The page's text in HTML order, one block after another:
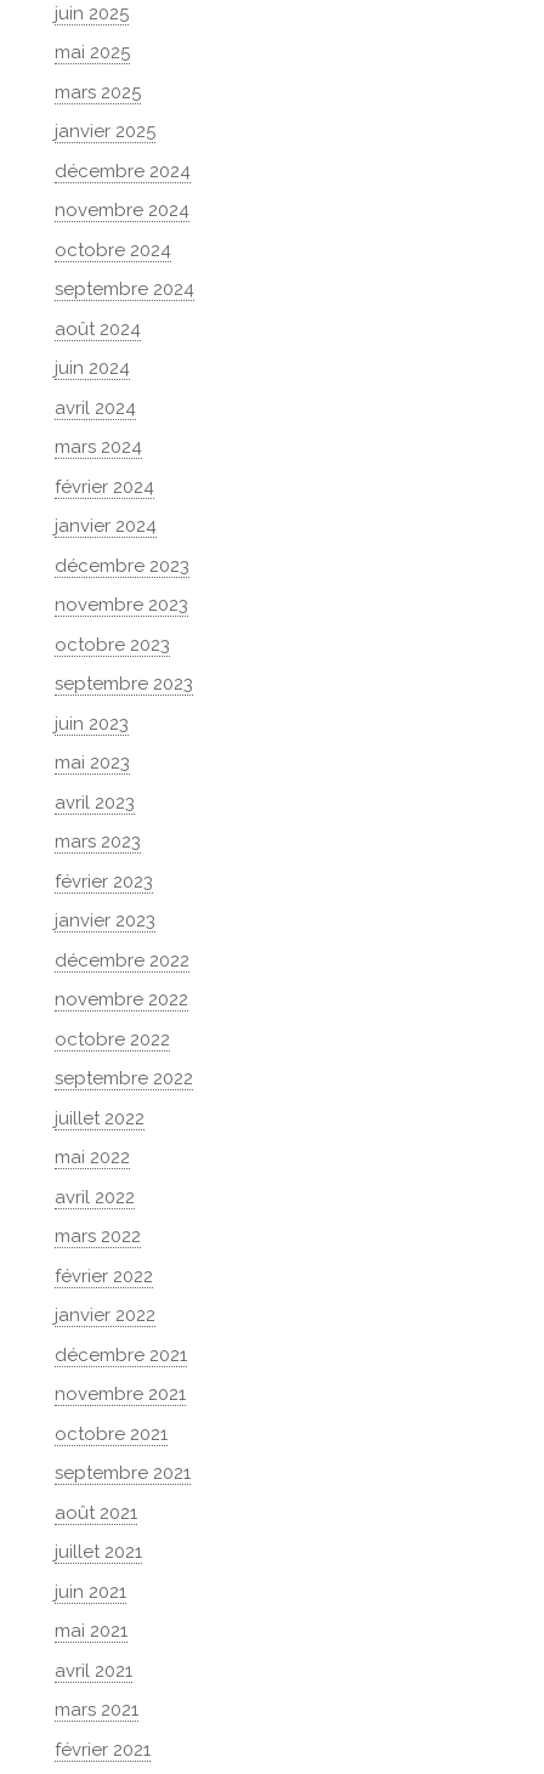
juin 2025
mai 2025
mars 2025
janvier 2025
décembre 2024
novembre 2024
octobre 2024
septembre 2024
août 2024
juin 2024
avril 2024
mars 2024
février 2024
janvier 2024
décembre 2023
novembre 2023
octobre 2023
septembre 2023
juin 2023
mai 2023
avril 2023
mars 2023
février 2023
janvier 2023
décembre 2022
novembre 2022
octobre 2022
septembre 2022
juillet 2022
mai 2022
avril 2022
mars 2022
février 2022
janvier 2022
décembre 2021
novembre 2021
octobre 2021
septembre 2021
août 2021
juillet 2021
juin 2021
mai 2021
avril 2021
mars 2021
février 2021